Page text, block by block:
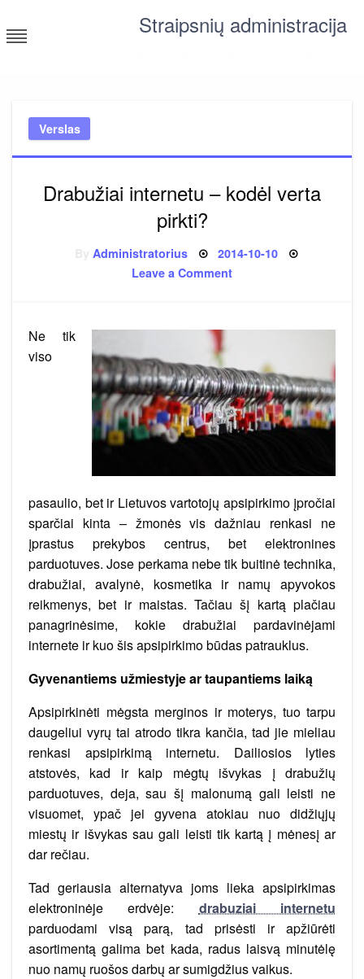
to
content
Straipsnių administracija
Verslas
Drabužiai internetu – kodėl verta
pirkti?
Administratorius Posted
2014-10-10
Leave a Commenton
verta
Ne tik
viso
pasaulio, bet ir Lietuvos vartotojų apsipirkimo įpročiai
sparčiai kinta – žmonės vis dažniau renkasi ne
įprastus prekybos centrus, bet elektronines
parduotuves. Jose perkama nebe tik buitinė technika,
drabužiai, avalynė, kosmetika ir namų apyvokos
reikmenys, bet ir maistas. Tačiau šį kartą plačiau
panagrinėsime, kokie drabužiai pardavinėjami
internete ir kuo šis apsipirkimo būdas patrauklus.
Gyvenantiems užmiestyje ar taupantiems laiką
Apsipirkinėti mėgsta merginos ir moterys, tuo tarpu
daugeliui vyrų tai atrodo tikra kančia, tad jie mieliau
renkasi apsipirkimą internetu. Dailiosios lyties
atstovės, kad ir kaip mėgtų išvykas į drabužių
parduotuves, deja, sau šį malonumą gali leisti ne
visuomet, ypač jei gyvena atokiau nuo didžiųjų
miestų ir išvykas sau gali leisti tik kartą į mėnesį ar
dar rečiau.
Tad geriausia alternatyva joms lieka apsipirkimas
elektroninėje erdvėje: drabuziai internetu
parduodami visą parą, tad prisėsti ir apžiūrėti
asortimentą galima bet kada, radus laisvą minutėlę
nuo namų ruošos darbų ar sumigdžius vaikus.